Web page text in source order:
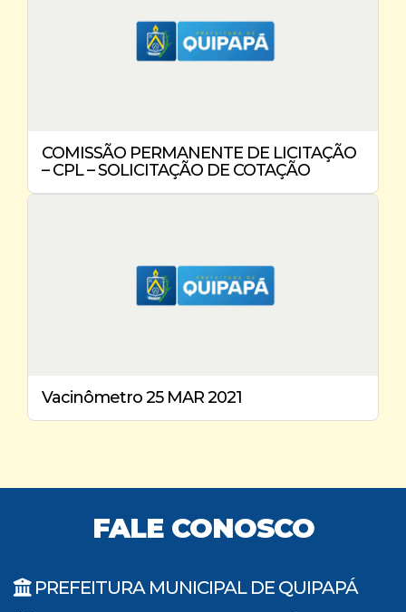
COMISSÃO PERMANENTE DE LICITAÇÃO
– CPL – SOLICITAÇÃO DE COTAÇÃO
Vacinômetro 25 MAR 2021
FALE CONOSCO
PREFEITURA MUNICIPAL DE QUIPAPÁ